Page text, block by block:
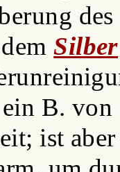
demSilber
B. von
ist